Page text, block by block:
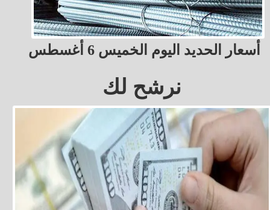
أسعار الحديد اليوم الخميس 6 أغسطس
نرشح لك